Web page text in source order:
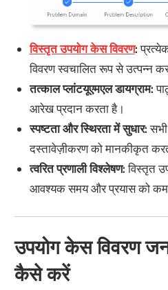
विस्तृत उपयोग केस विवरण:
विवरण स्वचालित रूप से उत्पन्न
तत्काल प्लांटयूएमएल डायग्राम:
आरेख प्रदान करता है।
स्पष्टता और स्थिरता में सुधार:
दस्तावेज़ीकरण को मानकीकृत
त्वरित प्रणाली विश्लेषण:विस्तृत
आवश्यक समय और प्रयास को कम
उपयोग केस विवरण
कैसे करें